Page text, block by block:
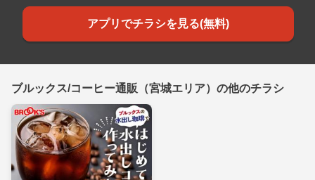
アプリでチラシを見る(無料)
ブルックス/コーヒー通販（宮城エリア）の他のチラシ